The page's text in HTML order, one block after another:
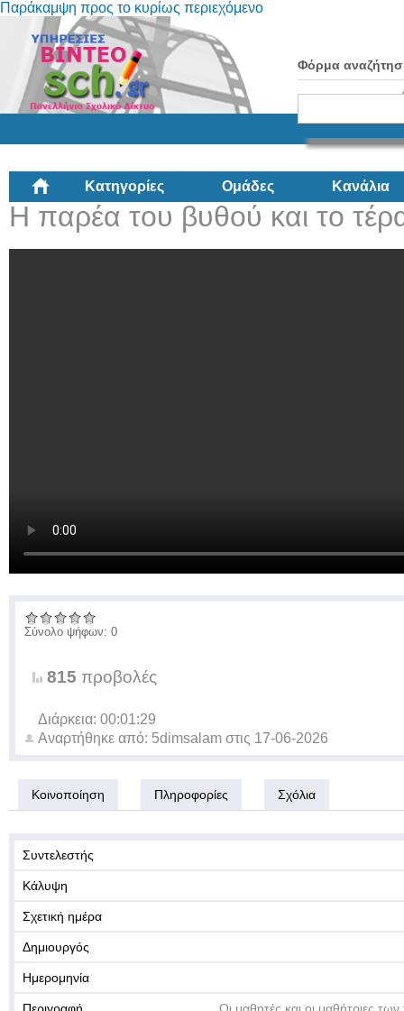
Παράκαμψη προς το κυρίως περιεχόμενο
Φόρμα
Κατηγορίες Ομάδες Κανάλια
Η παρέα του βυθού και το
Σύνολο ψήφων: 0
815 προβολές
Διάρκεια: 00:01:29
Αναρτήθηκε από: 5dimsalam στις 17-06-2026
Κοινοποίηση Πληροφορίες Σχόλια
Συντελεστής
Κάλυψη
Σχετική ημέρα
Δημιουργός
Ημερομηνία